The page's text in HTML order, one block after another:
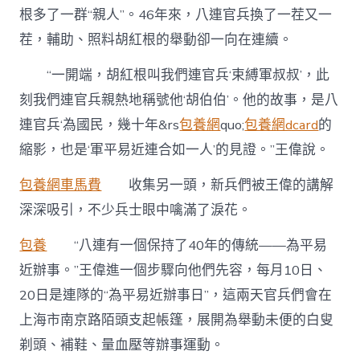
根多了一群“親人”。46年來，八連官兵換了一茬又一
茬，輔助、照料胡紅根的舉動卻一向在連續。
“一開端，胡紅根叫我們連官兵‘束縛軍叔叔’，此
刻我們連官兵親熱地稱號他‘胡伯伯’。他的故事，是八
連官兵‘為國民，幾十年&rs包養網quo;包養網dcard的
縮影，也是‘軍平易近連合如一人’的見證。”王偉說。
包養網車馬費 收集另一頭，新兵們被王偉的講解
深深吸引，不少兵士眼中噙滿了淚花。
包養 “八連有一個保持了40年的傳統——為平易
近辦事。”王偉進一個步驟向他們先容，每月10日、
20日是連隊的“為平易近辦事日”，這兩天官兵們會在
上海市南京路陌頭支起帳篷，展開為舉動未便的白叟
剃頭、補鞋、量血壓等辦事運動。